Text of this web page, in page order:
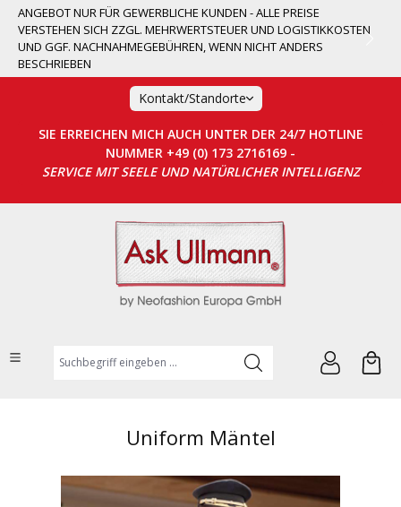
springen
ANGEBOT NUR FÜR GEWERBLICHE KUNDEN - ALLE PREISE
VERSTEHEN SICH ZZGL. MEHRWERTSTEUER UND LOGISTIKKOSTEN
UND GGF. NACHNAHMEGEBÜHREN, WENN NICHT ANDERS
BESCHRIEBEN
Kontakt/Standorte
SIE ERREICHEN MICH AUCH UNTER DER 24/7 HOTLINE
NUMMER +49 (0) 173 2716169 -
SERVICE MIT SEELE UND NATÜRLICHER INTELLIGENZ
Suchbegriff eingeben ...
Uniform Mäntel